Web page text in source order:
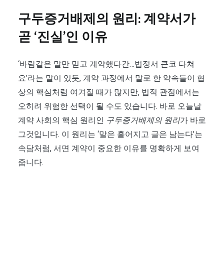
구두증거배제의 원리: 계약서가
곧 ‘진실’인 이유
‘바람같은 말만 믿고 계약했다간…법정서 큰코 다쳐
요’라는 말이 있듯, 계약 과정에서 말로 한 약속들이 협
상의 핵심처럼 여겨질 때가 많지만, 법적 관점에서는
오히려 위험한 선택이 될 수도 있습니다. 바로 오늘날
계약 사회의 핵심 원리인 구두증거배제의 원리가 바로
그것입니다. 이 원리는 ‘말은 흩어지고 글은 남는다’는
속담처럼, 서면 계약이 중요한 이유를 명확하게 보여
줍니다.